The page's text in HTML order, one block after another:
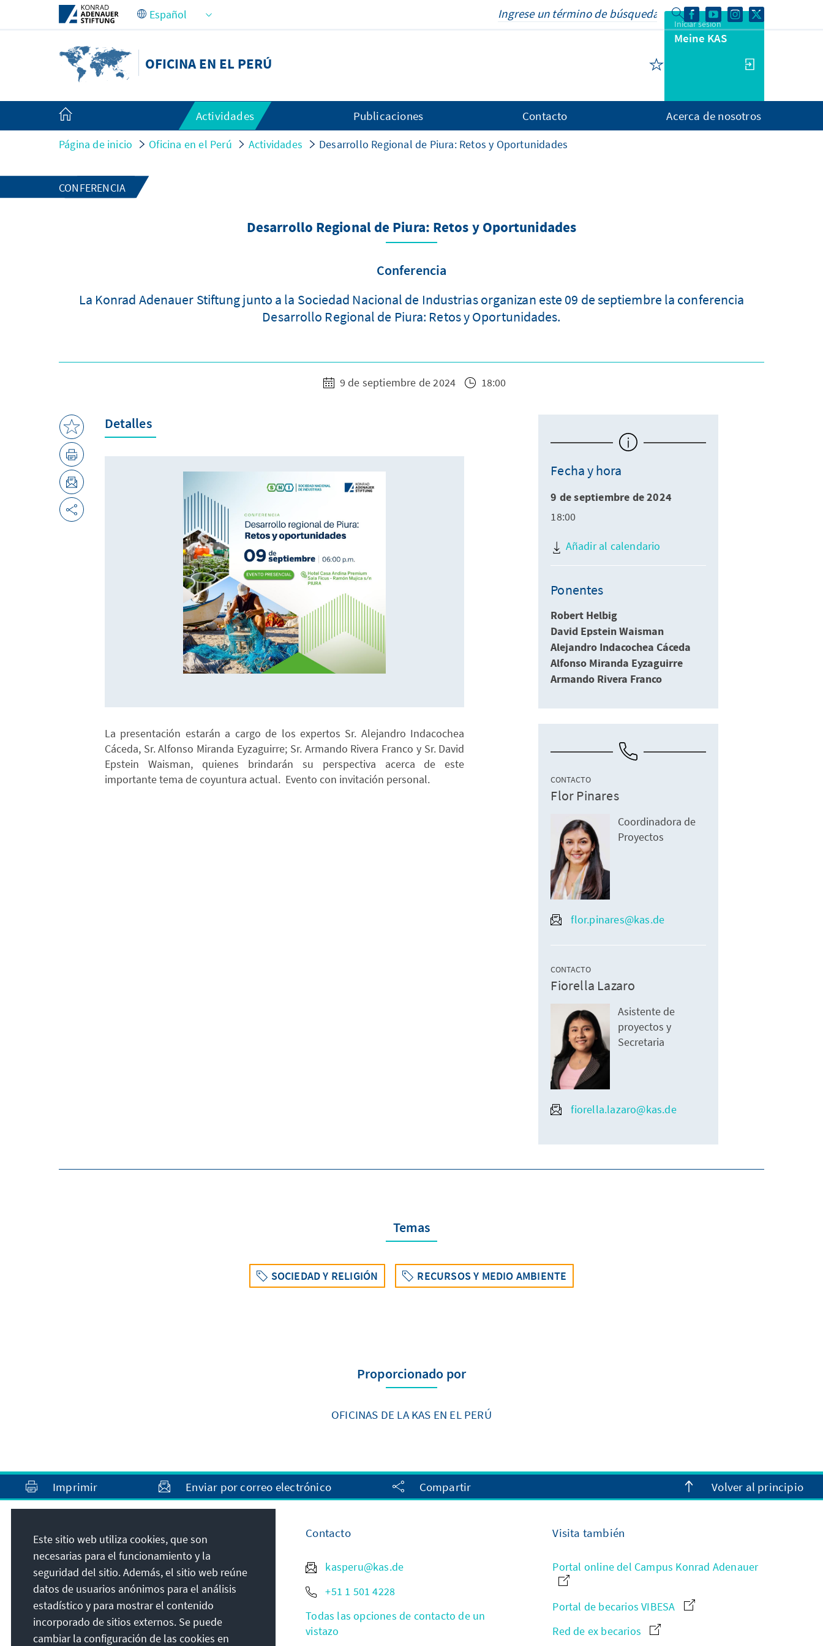
Saltar al contenido principal
OFICINA EN EL PERÚ
Iniciar sesión
Meine KAS
Actividades Publicaciones Contacto Acerca de nosotros
Página de inicio Oficina en el Perú Actividades Desarrollo Regional de Piura: Retos y Oportunidades
CONFERENCIA
Desarrollo Regional de Piura: Retos y Oportunidades
Conferencia
La Konrad Adenauer Stiftung junto a la Sociedad Nacional de Industrias organizan este 09 de septiembre la conferencia
Desarrollo Regional de Piura: Retos y Oportunidades.
9 de septiembre de 2024 18:00
Detalles
La presentación estarán a cargo de los expertos Sr. Alejandro Indacochea
Cáceda, Sr. Alfonso Miranda Eyzaguirre; Sr. Armando Rivera Franco y Sr. David
Epstein Waisman, quienes brindarán su perspectiva acerca de este
importante tema de coyuntura actual. Evento con invitación personal.
Fecha y hora
9 de septiembre de 2024
18:00
Añadir al calendario
Ponentes
Robert Helbig
David Epstein Waisman
Alejandro Indacochea Cáceda
Alfonso Miranda Eyzaguirre
Armando Rivera Franco
CONTACTO
Flor Pinares
Coordinadora de
Proyectos
flor.pinares@kas.de
CONTACTO
Fiorella Lazaro
Asistente de
proyectos y
Secretaria
fiorella.lazaro@kas.de
Temas
SOCIEDAD Y RELIGIÓN RECURSOS Y MEDIO AMBIENTE
Proporcionado por
OFICINAS DE LA KAS EN EL PERÚ
Imprimir Enviar por correo electrónico Compartir Volver al principio
Dirección
Konrad-Adenauer-Stiftung e.V.
Oficina de la Fundación en el Perú
Registro Oficial:
Konrad-Adenauer-Stiftung e. V., Oficina en el
Perú
Contacto
kasperu@kas.de
+51 1 501 4228
Todas las opciones de contacto de un
vistazo
Visita también
Portal online del Campus Konrad Adenauer
Portal de becarios VIBESA
Red de ex becarios
Este sitio web utiliza cookies, que son
necesarias para el funcionamiento y la
seguridad del sitio. Además, el sitio web reúne
datos de usuarios anónimos para el análisis
estadístico y para mostrar el contenido
incorporado de sitios externos. Se puede
cambiar la configuración de las cookies en